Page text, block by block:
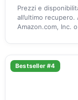
Prezzi e
all’ultimo
Amazon.com, Inc.
Bestseller #4